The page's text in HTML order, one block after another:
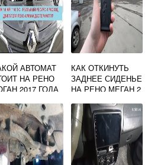
АВТОМАТ
НА РЕНО
2017 ГОДА
КАК ОТКИНУТЬ
ЗАДНЕЕ СИДЕНЬЕ
НА РЕНО МЕГАН 2